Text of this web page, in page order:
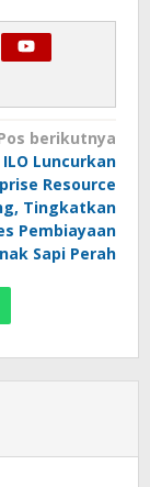
berikutnya
ILO Luncurkan
Resource
Tingkatkan
Pembiayaan
Sapi Perah